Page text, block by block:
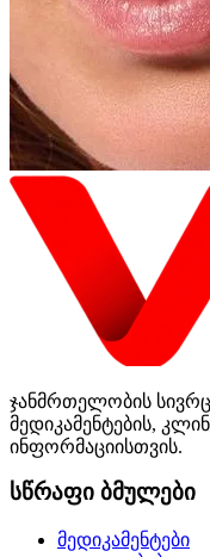
ჯანმრთელობის
მედიკამენტების,
ინფორმაციისთვის.
სწრაფი ბმულები
მედიკამენტები